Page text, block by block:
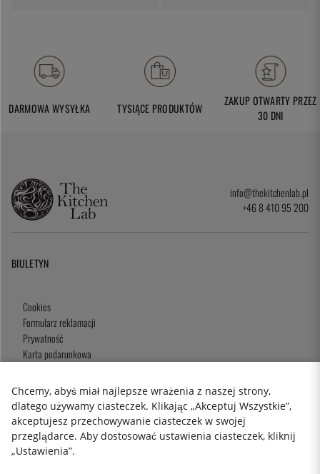
DARMOWA WYSYŁKA TYSIĄCE PRODUKTÓW
ZAKUP OTWARTY PRZEZ
30 DNI
info@thekitchenlab.pl
+46 8 410 95 200
BIULETYN
Cookies
Formularz reklamacji
Prywatność
Karta podarunkowa
2026 KitchenLab AB
Chcemy, abyś miał najlepsze wrażenia z naszej strony,
dlatego używamy ciasteczek. Klikając „Akceptuj Wszystkie”,
akceptujesz przechowywanie ciasteczek w swojej
przeglądarce. Aby dostosować ustawienia ciasteczek, kliknij
„Ustawienia”.